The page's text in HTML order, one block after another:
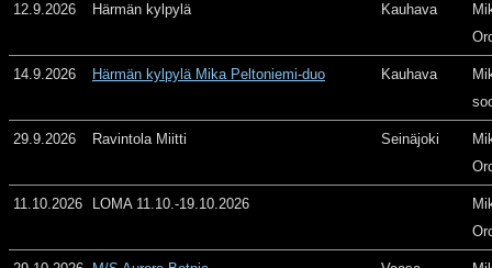
12.9.2026 Härmän kylpylä Kauhava
14.9.2026 Härmän kylpylä Mika Peltoniemi-duo Kauhava
29.9.2026 Ravintola Miitti Seinäjoki
11.10.2026 LOMA 11.10.-19.10.2026